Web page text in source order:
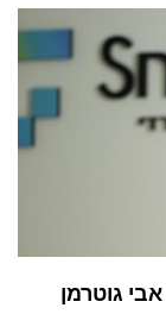
גוטרמן